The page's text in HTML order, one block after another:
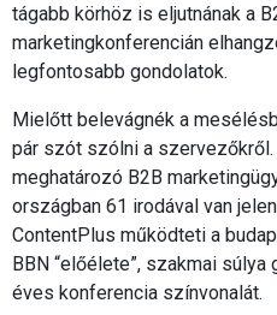
tágabb körhöz is eljutnának a
marketingkonferencián
legfontosabb gondolatok.
Mielőtt belevágnék a
pár szót szólni a szervezőkről.
meghatározó B2B
országban 61 irodával van
ContentPlus működteti a
BBN “előélete”, szakmai súlya
éves konferencia színvonalát.